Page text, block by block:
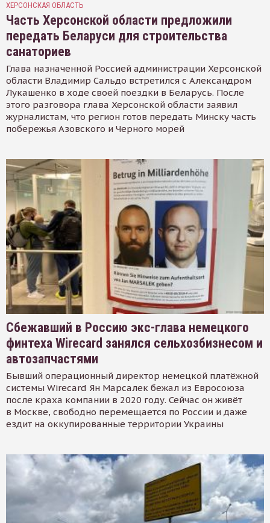
ХЕРСОНСКАЯ ОБЛАСТЬ
Часть Херсонской области предложили
передать Беларуси для строительства
санаториев
Глава назначенной Россией администрации Херсонской
области Владимир Сальдо встретился с Александром
Лукашенко в ходе своей поездки в Беларусь. После
этого разговора глава Херсонской области заявил
журналистам, что регион готов передать Минску часть
побережья Азовского и Черного морей
Сбежавший в Россию экс-глава немецкого
финтеха Wirecard занялся сельхозбизнесом и
автозапчастями
Бывший операционный директор немецкой платёжной
системы Wirecard Ян Марсалек бежал из Евросоюза
после краха компании в 2020 году. Сейчас он живёт
в Москве, свободно перемещается по России и даже
ездит на оккупированные территории Украины